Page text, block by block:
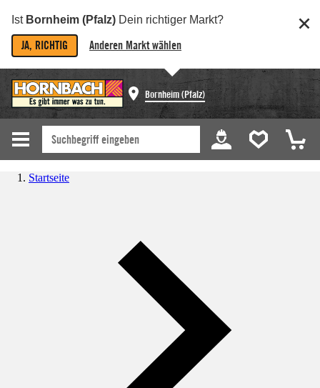
Ist Bornheim (Pfalz) Dein richtiger Markt?
JA, RICHTIG Anderen Markt wählen
Bornheim (Pfalz)
Startseite